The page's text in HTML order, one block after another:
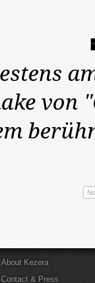
von
About Kezera
Contact & Press